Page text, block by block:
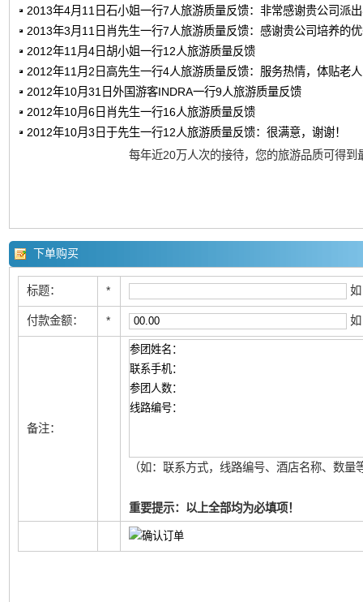
2013年4月11日石小姐一行7人旅游质量反馈：非常感谢贵公司派
2013年3月11日肖先生一行7人旅游质量反馈：感谢贵公司培养的
2012年11月4日胡小姐一行12人旅游质量反馈
2012年11月2日高先生一行4人旅游质量反馈：服务热情，体贴老
2012年10月31日外国游客INDRA一行9人旅游质量反馈
2012年10月6日肖先生一行16人旅游质量反馈
2012年10月3日于先生一行12人旅游质量反馈：很满意，谢谢！
每年近20万人次的接待，您的旅游品质可得到
下单购买
标题： *
付款金额： *
备注：
（如：联系方式，线路编号、酒店名称、数量
重要提示：以上全部均为必填项！